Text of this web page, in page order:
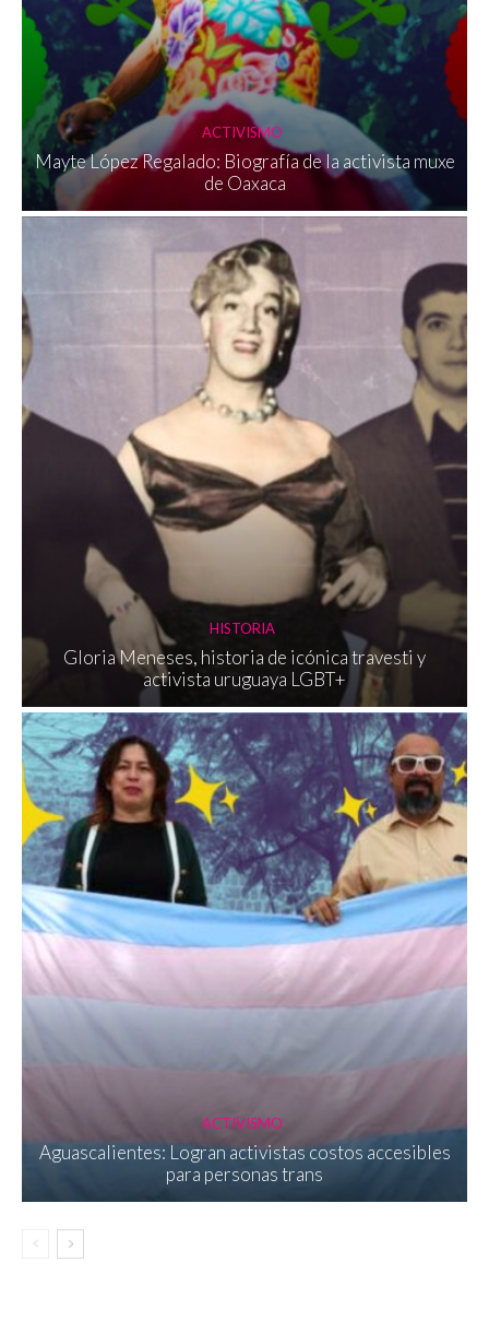
ACTIVISMO
Mayte López Regalado: Biografía de la activista muxe
de Oaxaca
HISTORIA
Gloria Meneses, historia de icónica travesti y
activista uruguaya LGBT+
ACTIVISMO
Aguascalientes: Logran activistas costos accesibles
para personas trans